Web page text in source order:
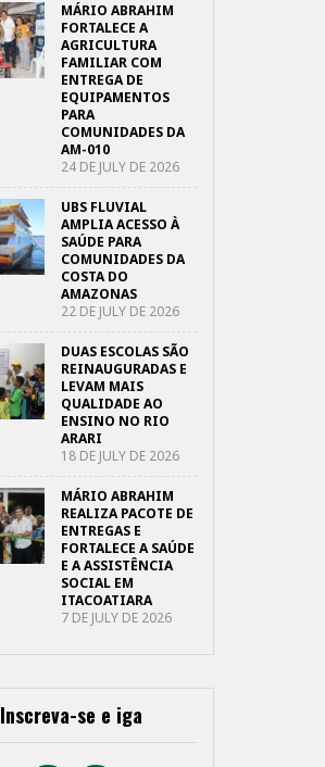
MÁRIO ABRAHIM
FORTALECE A
AGRICULTURA
FAMILIAR COM
ENTREGA DE
EQUIPAMENTOS
PARA
COMUNIDADES DA
AM-010
24 DE JULY DE 2026
UBS FLUVIAL
AMPLIA ACESSO À
SAÚDE PARA
COMUNIDADES DA
COSTA DO
AMAZONAS
22 DE JULY DE 2026
DUAS ESCOLAS SÃO
REINAUGURADAS E
LEVAM MAIS
QUALIDADE AO
ENSINO NO RIO
ARARI
18 DE JULY DE 2026
MÁRIO ABRAHIM
REALIZA PACOTE DE
ENTREGAS E
FORTALECE A SAÚDE
E A ASSISTÊNCIA
SOCIAL EM
ITACOATIARA
7 DE JULY DE 2026
Inscreva-se e iga